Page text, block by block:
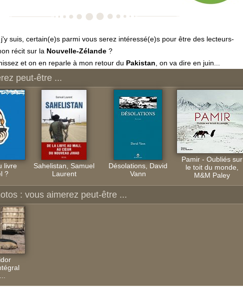
suis, certain(e)s parmi vous serez intéressé(e)s pour être des lecteurs-
récit sur la Nouvelle-Zélande ?
et on en reparle à mon retour du Pakistan , on va dire en juin...
peut-être ...
livre
?
Sahelistan, Samuel
Laurent
Désolations, David
Vann
Pamir - Oubliés sur
le toit du monde,
M&M Paley
: vous aimerez peut-être ...